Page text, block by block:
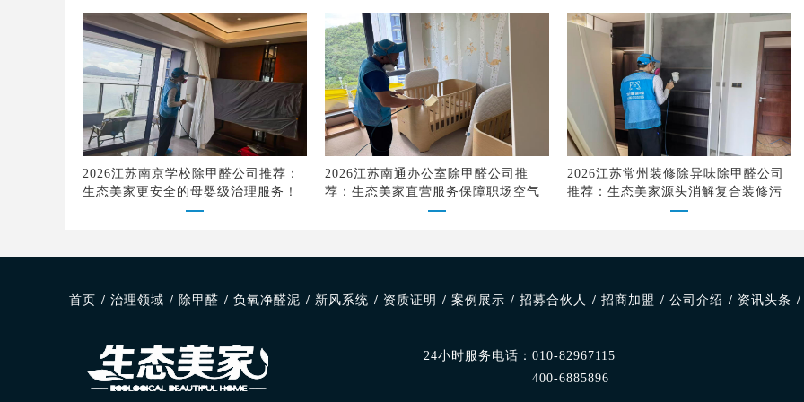
2026江苏南京学校除甲醛公司推荐：
生态美家更安全的母婴级治理服务！
2026江苏南通办公室除甲醛公司推
荐：生态美家直营服务保障职场空气
2026江苏常州装修除异味除甲醛公司
推荐：生态美家源头消解复合装修污
首页 / 治理领域 / 除甲醛 / 负氧净醛泥 / 新风系统 / 资质证明 / 案例展示 / 招募合伙人 / 招商加盟 / 公司介绍 / 资讯头条 /
24小时服务电话： 010-82967115
400-6885896